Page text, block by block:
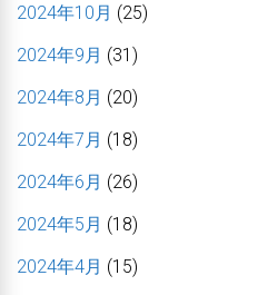
2024年10月 (25)
2024年9月 (31)
2024年8月 (20)
2024年7月 (18)
2024年6月 (26)
2024年5月 (18)
2024年4月 (15)